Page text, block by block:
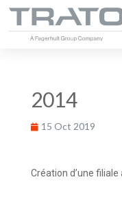
2014
15 Oct 2019
Création d’une filiale